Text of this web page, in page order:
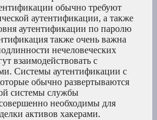
обычно требуют
аутентификации, а также
аутентификации по паролю
также очень важна
нечеловеческих
взаимодействовать с
Системы аутентификации с
обычно развертываются
системы службы
необходимы для
активов хакерами.